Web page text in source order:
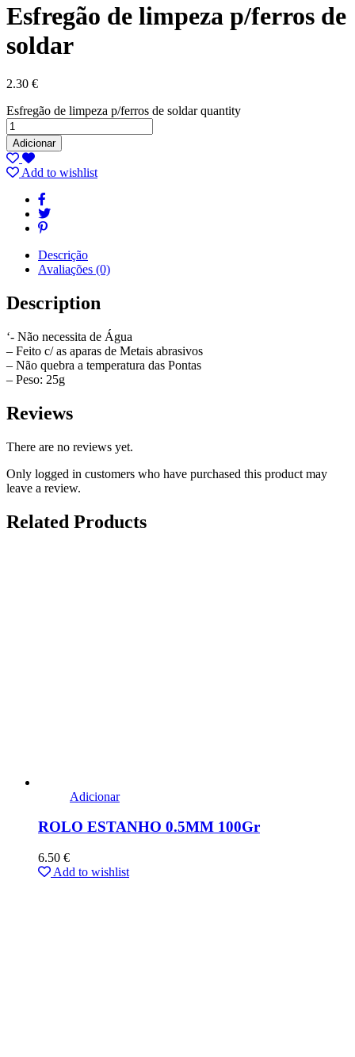
Esfregão de limpeza p/ferros de
soldar
2.30 €
Esfregão de limpeza p/ferros de soldar quantity
Adicionar
Add to wishlist
Descrição
Avaliações (0)
Description
‘- Não necessita de Água
– Feito c/ as aparas de Metais abrasivos
– Não quebra a temperatura das Pontas
– Peso: 25g
Reviews
There are no reviews yet.
Only logged in customers who have purchased this product may
leave a review.
Related Products
Adicionar
ROLO ESTANHO 0.5MM 100Gr
6.50 €
Add to wishlist